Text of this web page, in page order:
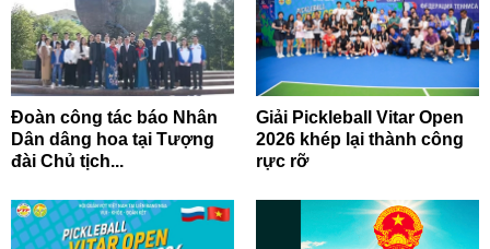
Đoàn công tác báo Nhân
Dân dâng hoa tại Tượng
đài Chủ tịch...
Giải Pickleball Vitar Open
2026 khép lại thành công
rực rỡ